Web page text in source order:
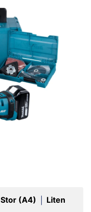
Stor (A4) Liten